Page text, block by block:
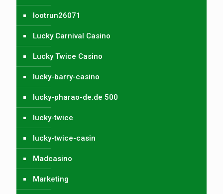
lootrun26071
Lucky Carnival Casino
Lucky Twice Casino
lucky-barry-casino
lucky-pharao-de.de 500
lucky-twice
lucky-twice-casin
Madcasino
Marketing